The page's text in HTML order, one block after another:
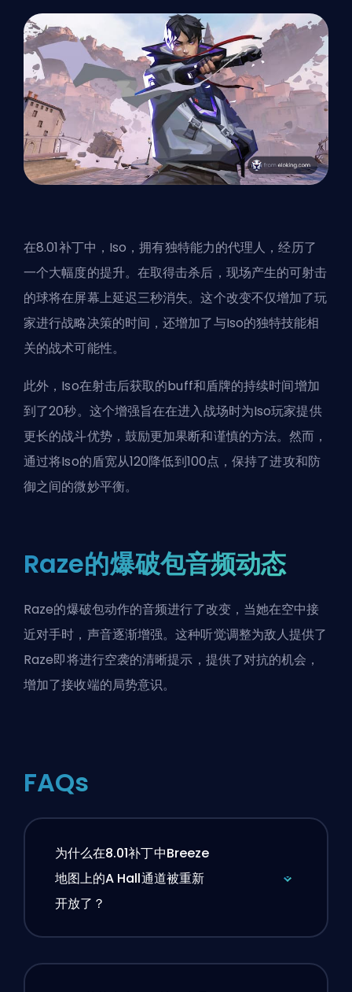
在8.01补丁中，Iso，拥有独特能力的代理人，经历了
一个大幅度的提升。在取得击杀后，现场产生的可射击
的球将在屏幕上延迟三秒消失。这个改变不仅增加了玩
家进行战略决策的时间，还增加了与Iso的独特技能相
关的战术可能性。
此外，Iso在射击后获取的buff和盾牌的持续时间增加
到了20秒。这个增强旨在在进入战场时为Iso玩家提供
更长的战斗优势，鼓励更加果断和谨慎的方法。然而，
通过将Iso的盾宽从120降低到100点，保持了进攻和防
御之间的微妙平衡。
Raze的爆破包音频动态
Raze的爆破包动作的音频进行了改变，当她在空中接
近对手时，声音逐渐增强。这种听觉调整为敌人提供了
Raze即将进行空袭的清晰提示，提供了对抗的机会，
增加了接收端的局势意识。
FAQs
为什么在8.01补丁中Breeze
地图上的A Hall通道被重新
开放了？